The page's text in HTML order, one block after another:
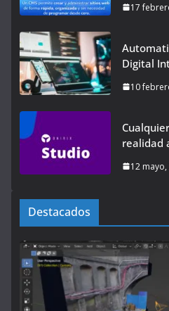
17
Digital
10
realidad
12 mayo,
Destacados